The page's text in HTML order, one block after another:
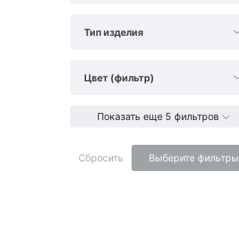
Тип изделия
Цвет (фильтр)
Показать еще 5 фильтров
Сбросить Выберите фильтры